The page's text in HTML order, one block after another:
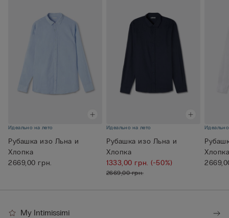
Идеально на лето
Рубашка изо Льна и
Хлопка
2669,00 грн.
Идеально на лето
Рубашка изо Льна и
Хлопка
1333,00 грн.(-50%)
2669,00 грн.
My Intimissimi